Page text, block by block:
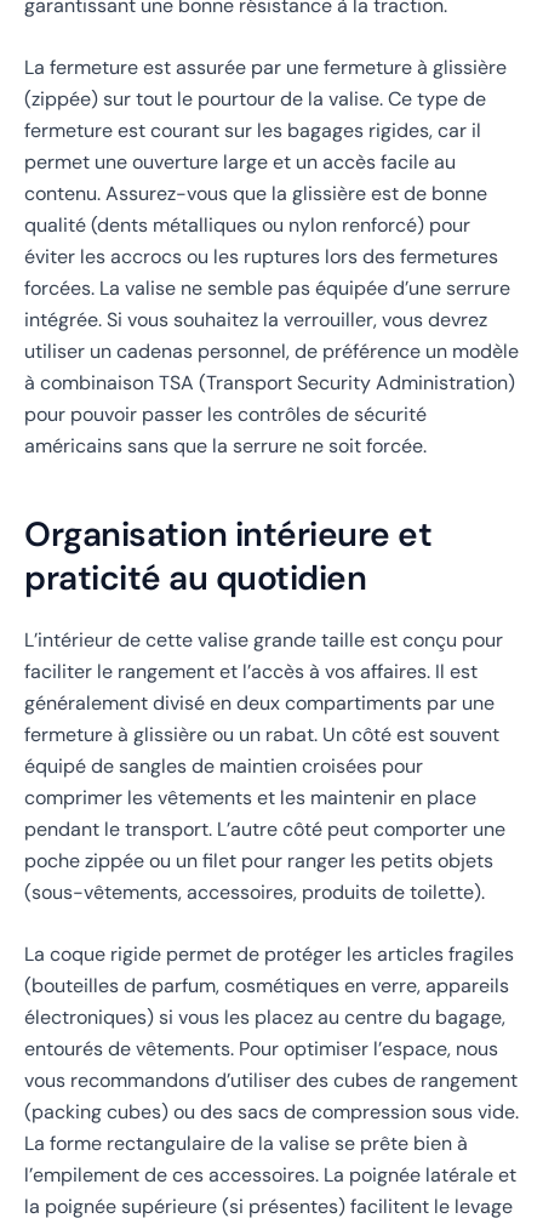
La fermeture est assurée par une fermeture à glissière
(zippée) sur tout le pourtour de la valise. Ce type de
fermeture est courant sur les bagages rigides, car il
permet une ouverture large et un accès facile au
contenu. Assurez-vous que la glissière est de bonne
qualité (dents métalliques ou nylon renforcé) pour
éviter les accrocs ou les ruptures lors des fermetures
forcées. La valise ne semble pas équipée d’une serrure
intégrée. Si vous souhaitez la verrouiller, vous devrez
utiliser un cadenas personnel, de préférence un modèle
à combinaison TSA (Transport Security Administration)
pour pouvoir passer les contrôles de sécurité
américains sans que la serrure ne soit forcée.
Organisation intérieure et
praticité au quotidien
L’intérieur de cette valise grande taille est conçu pour
faciliter le rangement et l’accès à vos affaires. Il est
généralement divisé en deux compartiments par une
fermeture à glissière ou un rabat. Un côté est souvent
équipé de sangles de maintien croisées pour
comprimer les vêtements et les maintenir en place
pendant le transport. L’autre côté peut comporter une
poche zippée ou un filet pour ranger les petits objets
(sous-vêtements, accessoires, produits de toilette).
La coque rigide permet de protéger les articles fragiles
(bouteilles de parfum, cosmétiques en verre, appareils
électroniques) si vous les placez au centre du bagage,
entourés de vêtements. Pour optimiser l’espace, nous
vous recommandons d’utiliser des cubes de rangement
(packing cubes) ou des sacs de compression sous vide.
La forme rectangulaire de la valise se prête bien à
l’empilement de ces accessoires. La poignée latérale et
la poignée supérieure (si présentes) facilitent le levage